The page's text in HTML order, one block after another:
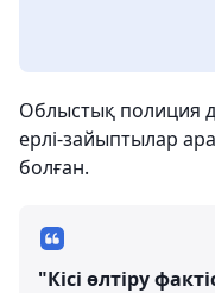
Облыстық полиция
ерлі-зайыптылар
болған.
"Кісі өлтіру